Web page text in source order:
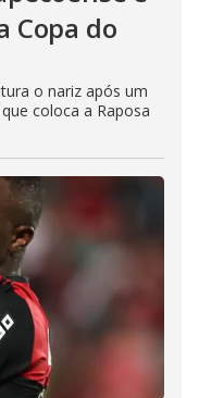
Copa do
o nariz após um
coloca a Raposa